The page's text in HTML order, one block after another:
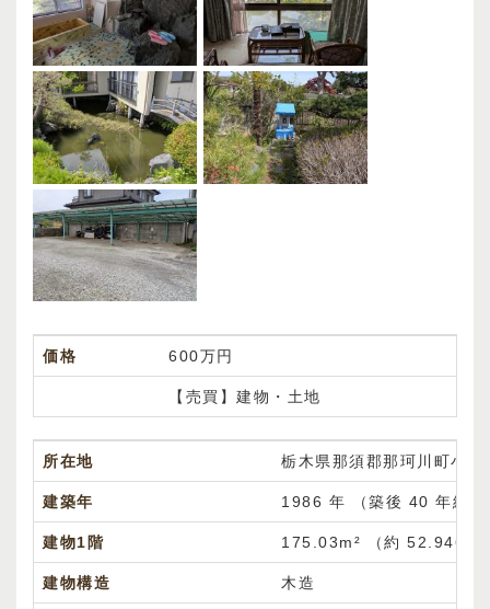
価格 600万円
【売買】建物・土地
所在地 栃木県那須郡那珂川町小川
建築年 1986 年 （築後 40 年経過
建物1階 175.03m² （約
建物構造 木造